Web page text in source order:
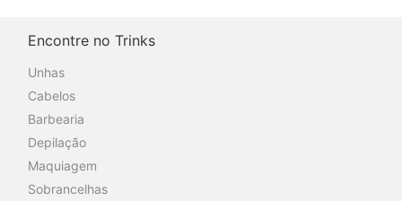
Encontre no Trinks
Unhas
Cabelos
Barbearia
Depilação
Maquiagem
Sobrancelhas